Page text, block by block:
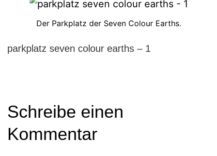
Der Parkplatz der Seven Colour Earths.
parkplatz seven colour earths – 1
Schreibe einen
Kommentar